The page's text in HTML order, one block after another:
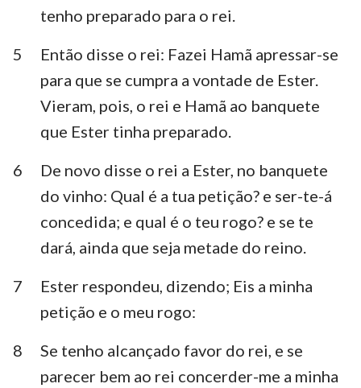
tenho preparado para o rei.
5
Então disse o rei: Fazei Hamã apressar-se
para que se cumpra a vontade de Ester.
Vieram, pois, o rei e Hamã ao banquete
que Ester tinha preparado.
6
De novo disse o rei a Ester, no banquete
do vinho: Qual é a tua petição? e ser-te-á
concedida; e qual é o teu rogo? e se te
dará, ainda que seja metade do reino.
7
Ester respondeu, dizendo; Eis a minha
petição e o meu rogo:
8
Se tenho alcançado favor do rei, e se
parecer bem ao rei concerder-me a minha